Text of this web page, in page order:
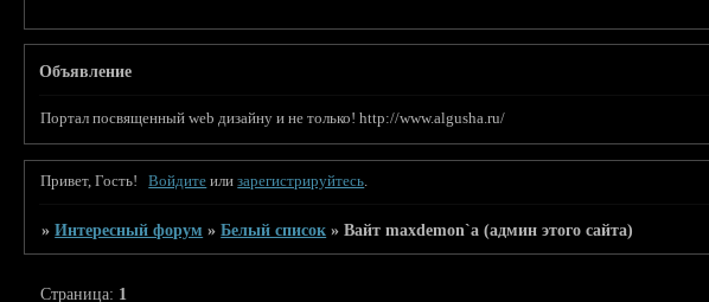
Объявление
Портал посвященный web дизайну и не только! http://www.algusha.ru/
Привет, Гость! Войдите илизарегистрируйтесь.
»Интересный форум »Белый список »Вайт maxdemon`a (админ этого сайта)
Страница: 1